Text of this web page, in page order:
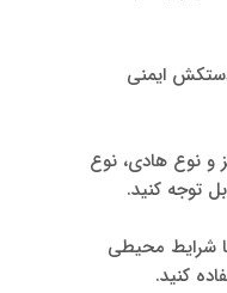
ایمنی
و نوع هادی، نوع
توجه کنید.
شرایط محیطی
کنید.